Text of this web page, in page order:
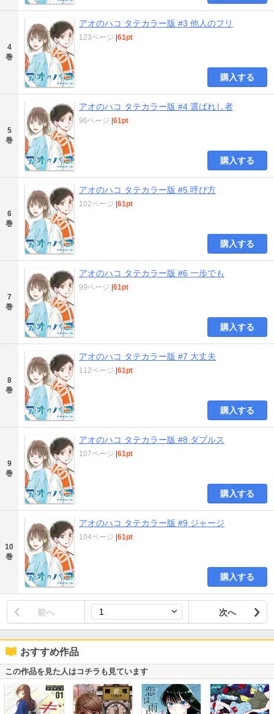
4
巻
アオのハコ タテカラー版 #3 他人のフリ
123ページ 61pt
購入する
5
巻
アオのハコ タテカラー版 #4 選ばれし者
96ページ 61pt
購入する
6
巻
アオのハコ タテカラー版 #5 呼び方
102ページ 61pt
購入する
7
巻
アオのハコ タテカラー版 #6 一歩でも
99ページ 61pt
購入する
8
巻
アオのハコ タテカラー版 #7 大丈夫
112ページ 61pt
購入する
9
巻
アオのハコ タテカラー版 #8 ダブルス
107ページ 61pt
購入する
10
巻
アオのハコ タテカラー版 #9 ジャージ
104ページ 61pt
購入する
前へ 次へ
おすすめ作品
この作品を見た人はコチラも見ています